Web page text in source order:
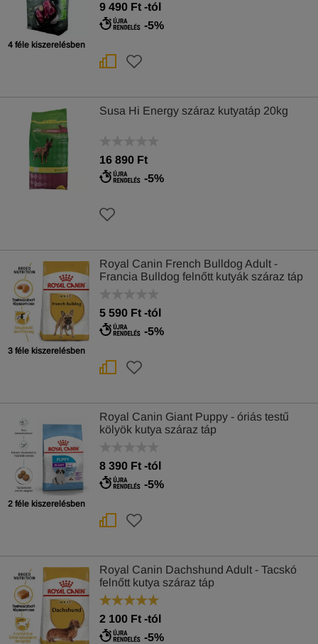
4 féle kiszerelésben
9 490 Ft -tól
-5%
Susa Hi Energy száraz kutyatáp 20kg
16 890 Ft
-5%
3 féle kiszerelésben
Royal Canin French Bulldog Adult -
Francia Bulldog felnőtt kutyák száraz táp
5 590 Ft -tól
-5%
2 féle kiszerelésben
Royal Canin Giant Puppy - óriás testű
kölyök kutya száraz táp
8 390 Ft -tól
-5%
Royal Canin Dachshund Adult - Tacskó
felnőtt kutya száraz táp
2 100 Ft -tól
-5%